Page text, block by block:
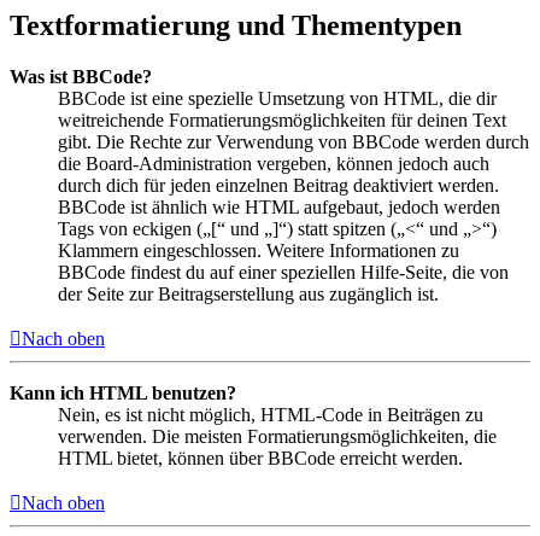
Textformatierung und Thementypen
Was ist BBCode?
BBCode ist eine spezielle Umsetzung von HTML, die dir
weitreichende Formatierungsmöglichkeiten für deinen Text
gibt. Die Rechte zur Verwendung von BBCode werden durch
die Board-Administration vergeben, können jedoch auch
durch dich für jeden einzelnen Beitrag deaktiviert werden.
BBCode ist ähnlich wie HTML aufgebaut, jedoch werden
Tags von eckigen („[“ und „]“) statt spitzen („<“ und „>“)
Klammern eingeschlossen. Weitere Informationen zu
BBCode findest du auf einer speziellen Hilfe-Seite, die von
der Seite zur Beitragserstellung aus zugänglich ist.
Nach oben
Kann ich HTML benutzen?
Nein, es ist nicht möglich, HTML-Code in Beiträgen zu
verwenden. Die meisten Formatierungsmöglichkeiten, die
HTML bietet, können über BBCode erreicht werden.
Nach oben